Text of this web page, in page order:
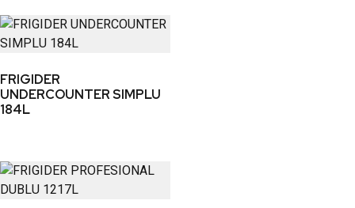
FRIGIDER
UNDERCOUNTER SIMPLU
184L